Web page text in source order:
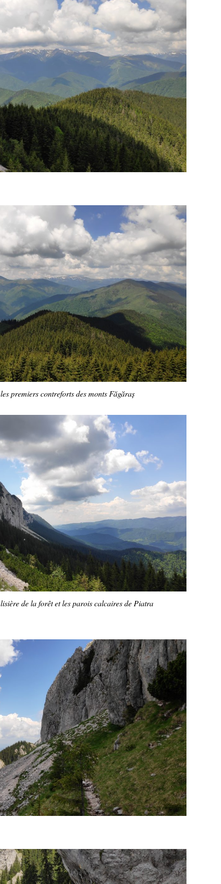
premiers contreforts des monts Făgăraș
de la forêt et les parois calcaires de Piatra